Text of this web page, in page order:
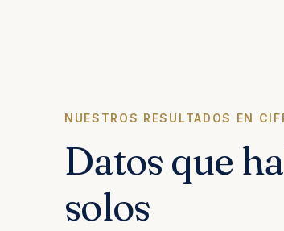
NUESTROS RESULTADOS EN
Datos que
solos